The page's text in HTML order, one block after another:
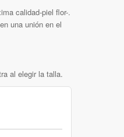
calidad-piel flor-.
una unión en el
al elegir la talla.